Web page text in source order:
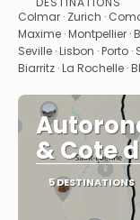
Colmar · Zurich ·
Maxime · Montpellier ·
Seville · Lisbon ·
Biarritz · La Rochelle ·
& Cote
5 DESTINATIONS